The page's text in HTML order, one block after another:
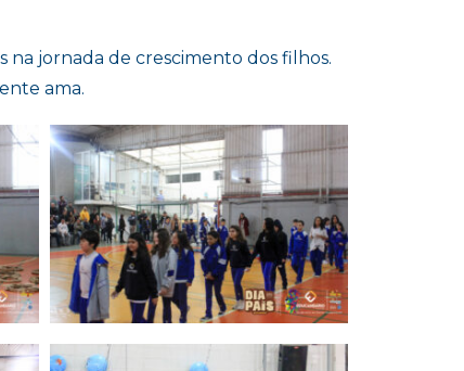
na jornada de crescimento dos filhos.
ama.